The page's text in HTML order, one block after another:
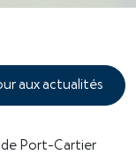
aux actualités
de Port-Cartier